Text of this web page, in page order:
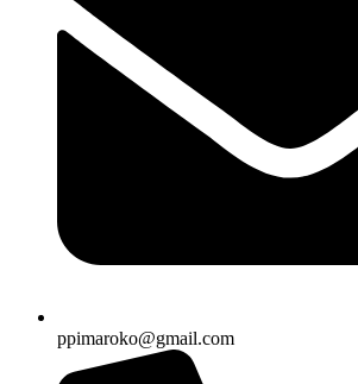
ppimaroko@gmail.com